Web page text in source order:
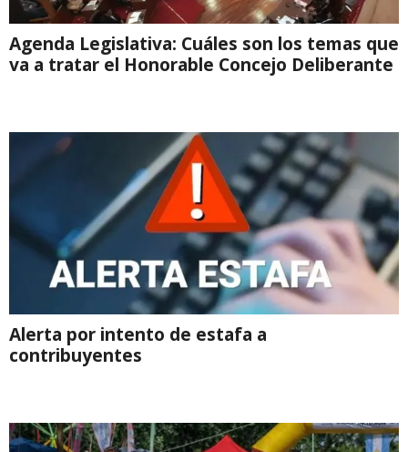
Agenda Legislativa: Cuáles son los temas que
va a tratar el Honorable Concejo Deliberante
Alerta por intento de estafa a
contribuyentes